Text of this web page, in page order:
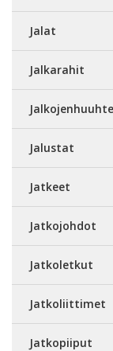
Jalat
Jalkarahit
Jalustat
Jatkeet
Jatkojohdot
Jatkoletkut
Jatkoliittimet
Jatkopiiput